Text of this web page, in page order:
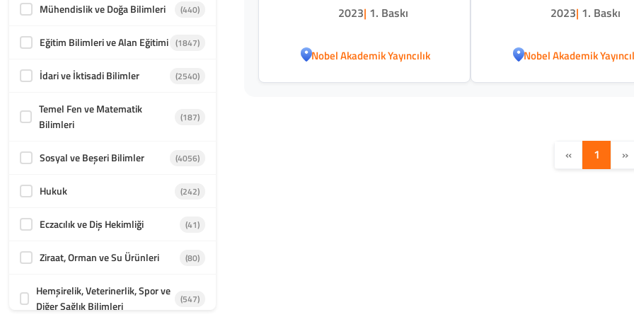
Mühendislik ve Doğa Bilimleri (440)
Eğitim Bilimleri ve Alan Eğitimi (1847)
İdari ve İktisadi Bilimler (2540)
Temel Fen ve Matematik
Bilimleri
(187)
Sosyal ve Beşeri Bilimler (4056)
Hukuk (242)
Eczacılık ve Diş Hekimliği (41)
Ziraat, Orman ve Su Ürünleri (80)
Hemşirelik, Veterinerlik, Spor ve
Diğer Sağlık Bilimleri
(547)
2023| 1. Baskı
Nobel Akademik Yayıncılık
2023| 1. Baskı
Nobel Akademik
« 1 »